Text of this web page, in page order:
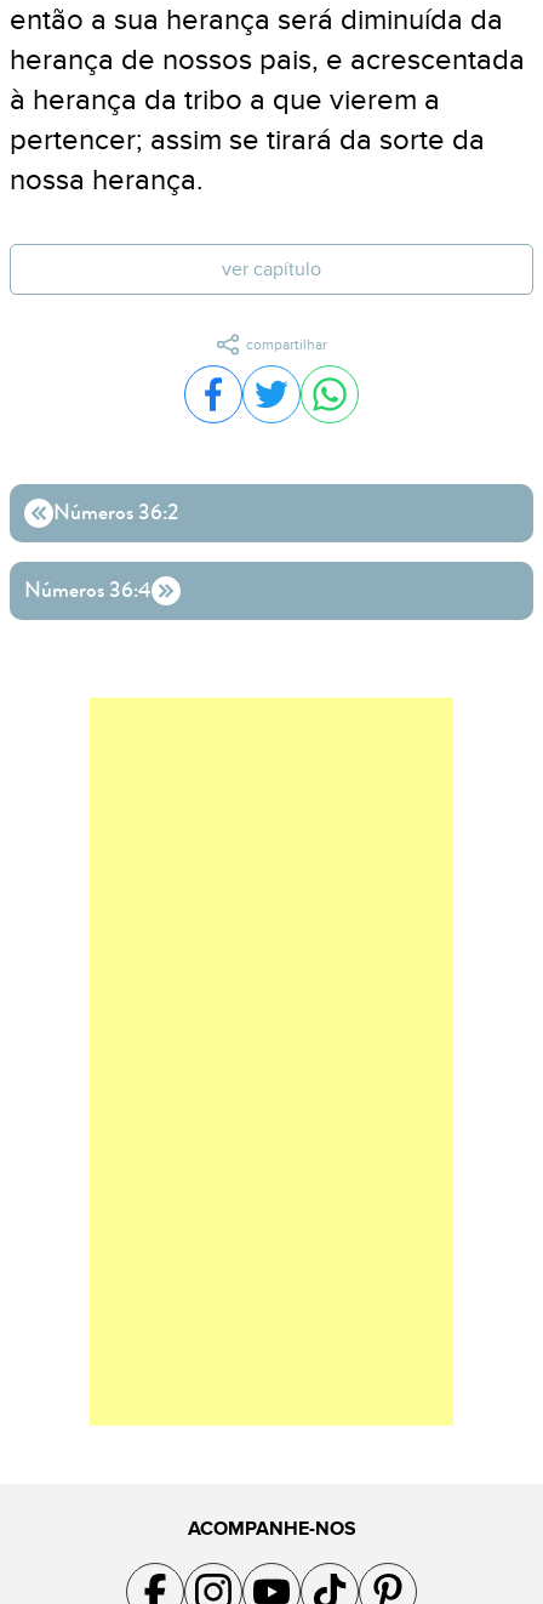
então a sua herança será diminuída da
herança de nossos pais, e acrescentada
à herança da tribo a que vierem a
pertencer; assim se tirará da sorte da
nossa herança.
ver capítulo
compartilhar
Compartilhar no Facebook
Compartilhar no Twitter
Compartilhar no
Números 36:2
Números 36:4
ACOMPANHE-NOS
Acompanhe a gente no Facebook
Acompanhe a gente no Instagram
Acompanhe a gente no YouTube
Acompanhe a gente no TikTok
Acompanhe a gente no